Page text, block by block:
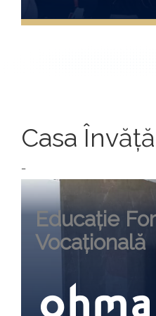
Casa
Educație
Vocațională